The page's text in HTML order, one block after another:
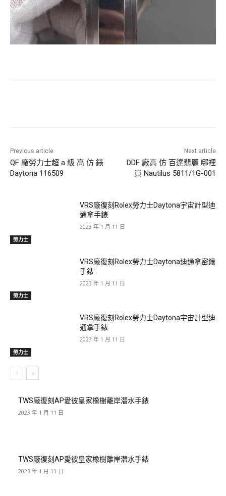
Previous article
QF 廠勞力士超 a 級 高 仿 錶
Daytona 116509
Next article
DDF 廠高 仿 百達翡麗 哪裡
買 Nautilus 5811/1G-001
勞力士
VRS廠復刻Rolex勞力士Daytona宇宙計型迪
通拿手錶
2023 年 1 月 11 日
勞力士
VRS廠復刻Rolex勞力士Daytona迪通拿密鑲
手錶
2023 年 1 月 11 日
勞力士
VRS廠復刻Rolex勞力士Daytona宇宙計型迪
通拿手錶
2023 年 1 月 11 日
TWS廠復刻AP愛彼皇家橡樹離岸潜水手錶
2023 年 1 月 11 日
TWS廠復刻AP愛彼皇家橡樹離岸潜水手錶
2023 年 1 月 11 日